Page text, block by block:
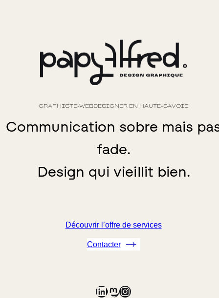
GRAPHISTE-WEBDESIGNER EN HAUTE-SAVOIE
Communication sobre mais
fade.
Design qui vieillit bien.
Découvrir l’offre de services
Contacter
LinkedIn Mastodon Instagram